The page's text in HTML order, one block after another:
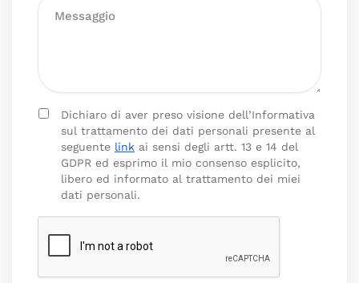
Dichiaro di aver preso visione dell’Informativa
sul trattamento dei dati personali presente al
seguente link ai sensi degli artt. 13 e 14 del
GDPR ed esprimo il mio consenso esplicito,
libero ed informato al trattamento dei miei
dati personali.